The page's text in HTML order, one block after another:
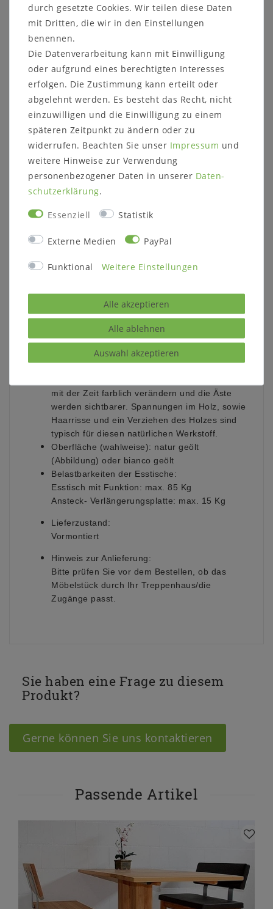
Säulenprofil: 16x16 cm
Bodenplatte: Holz
Beinfreiheit: 70 cm
Abmessung Bodenplatte: 112x55x3 cm
Details:
bietet dieser Esstisch das Maximale an
Standhaftigkeit und überzeugt in seiner
ausgezeichneten Qualität
passende Ansteckplatte separat erhältlich
Für die Standfestigkeit des Tisches befindet
sich in der Holzbodenplatte ein Metallkern
Weitere Informationen zum
Programm:
Rotkernbuche natur geölt (Abbildung)
Rustikale Asteiche bianco geölt
sich an die jeweiligen Umgebungsbedingungen
anpasst. Im Laufe der Zeit können
Farbveränderungen und Rissbildungen
entstehen, verstärkt durch
Sonneneinstrahlung, starke Lichtquellen, als
auch Temperatur und Luftfeuchtigkeit der
mit der Zeit farblich verändern und die Äste
werden sichtbarer. Spannungen im Holz, sowie
Haarrisse und ein Verziehen des Holzes sind
typisch für diesen natürlichen Werkstoff.
Oberfläche (wahlweise): natur geölt
(Abbildung) oder bianco geölt
Belastbarkeiten der Esstische:
Esstisch mit Funktion: max. 85 Kg
Ansteck- Verlängerungsplatte: max. 15 Kg
Lieferzustand:
Vormontiert
Hinweis zur Anlieferung:
Bitte prüfen Sie vor dem Bestellen, ob das
Möbelstück durch Ihr Treppenhaus/die
Zugänge passt.
Sie haben eine Frage zu diesem
Produkt?
Gerne können Sie uns kontaktieren
Passende Artikel
durch gesetzte Cookies. Wir teilen diese Daten
mit Dritten, die wir in den Einstellungen
benennen.
Die Datenverarbeitung kann mit Einwilligung
oder aufgrund eines berechtigten Interesses
erfolgen. Die Zustimmung kann erteilt oder
abgelehnt werden. Es besteht das Recht, nicht
einzuwilligen und die Einwilligung zu einem
späteren Zeitpunkt zu ändern oder zu
widerrufen. Beachten Sie unser Impressum und
weitere Hinweise zur Verwendung
personenbezogener Daten in unserer Daten­
schutz­erklärung.
Essenziell Statistik
Externe Medien PayPal
Funktional Weitere Einstellungen
Alle akzeptieren
Alle ablehnen
Auswahl akzeptieren